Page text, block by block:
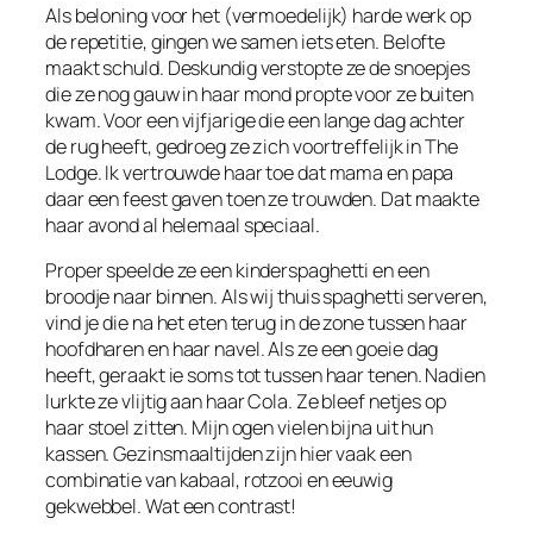
Als beloning voor het (vermoedelijk) harde werk op
de repetitie, gingen we samen iets eten. Belofte
maakt schuld. Deskundig verstopte ze de snoepjes
die ze nog gauw in haar mond propte voor ze buiten
kwam. Voor een vijfjarige die een lange dag achter
de rug heeft, gedroeg ze zich voortreffelijk in The
Lodge. Ik vertrouwde haar toe dat mama en papa
daar een feest gaven toen ze trouwden. Dat maakte
haar avond al helemaal speciaal.
Proper speelde ze een kinderspaghetti en een
broodje naar binnen. Als wij thuis spaghetti serveren,
vind je die na het eten terug in de zone tussen haar
hoofdharen en haar navel. Als ze een goeie dag
heeft, geraakt ie soms tot tussen haar tenen. Nadien
lurkte ze vlijtig aan haar Cola. Ze bleef netjes op
haar stoel zitten. Mijn ogen vielen bijna uit hun
kassen. Gezinsmaaltijden zijn hier vaak een
combinatie van kabaal, rotzooi en eeuwig
gekwebbel. Wat een contrast!